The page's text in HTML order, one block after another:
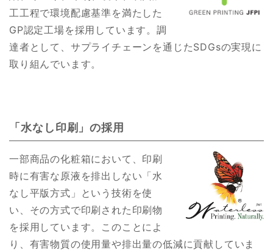
工工程で環境配慮基準を満たした
GP認定工場を採用しています。調
達者として、サプライチェーンを通じたSDGsの実現に
取り組んでいます。
「水なし印刷」の採用
一部商品の化粧箱において、印刷
時に有害な原液を排出しない「水
なし平版方式」という技術を使
い、その方式で印刷された印刷物
を採用しています。このことによ
り、有害物質の使用量や排出量の低減に貢献していま